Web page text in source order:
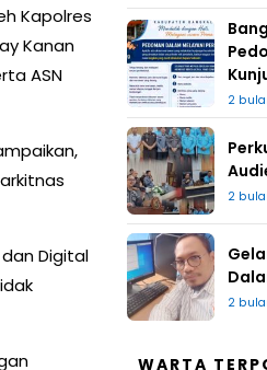
Kapolres
Kanan
ASN
Digital
Lari
2
2
2
WARTA